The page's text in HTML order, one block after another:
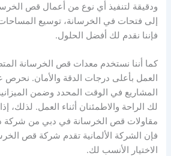
ودقيقة لتنفيذ أي نوع من أعمال قص
إلى فتحات في الخرسانة، توسيع
فإننا نقدم لك أفضل الحلول.
كما أننا نستخدم معدات قص الخرسانة
العمل بأعلى درجات الدقة والأمان. نحرص
المشاريع في الوقت المحدد وضمن
لك الراحة والاطمئنان أثناء العمل. لذلك،
مقاولات قص الخرسانة في دبي من شركة
فإن الشركة الألمانية تقدم شركة قص
الاختيار الأنسب لك.